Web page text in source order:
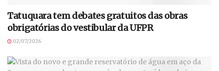
Tatuquara tem debates gratuitos das obras
obrigatórias do vestibular da UFPR
02/07/2026